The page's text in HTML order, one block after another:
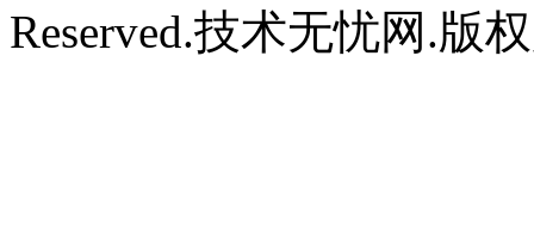
Reserved.技术无忧网.版